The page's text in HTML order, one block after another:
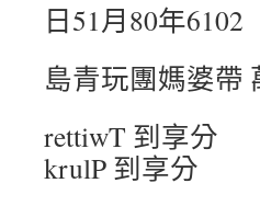
日51月80年6102
島青玩團媽婆帶
rettiwT 到享分
krulP 到享分